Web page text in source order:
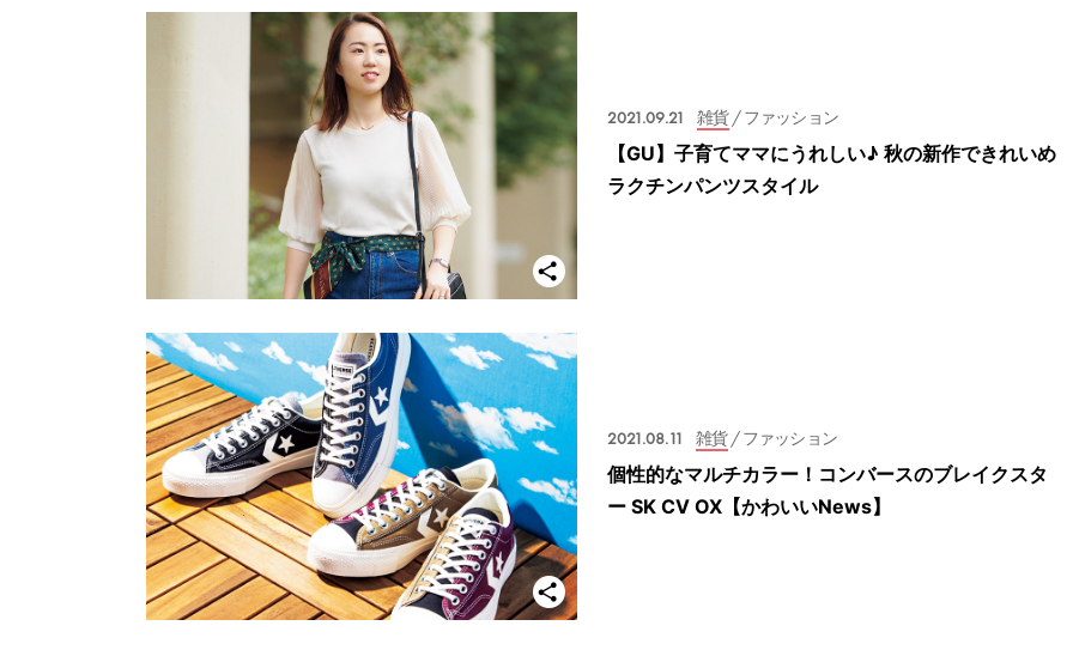
2021.09.21 雑貨/ ファッション
【GU】子育てママにうれしい♪ 秋の新作できれいめ
ラクチンパンツスタイル
2021.08.11 雑貨/ ファッション
個性的なマルチカラー！コンバースのブレイクスタ
ー SK CV OX【かわいいNews】